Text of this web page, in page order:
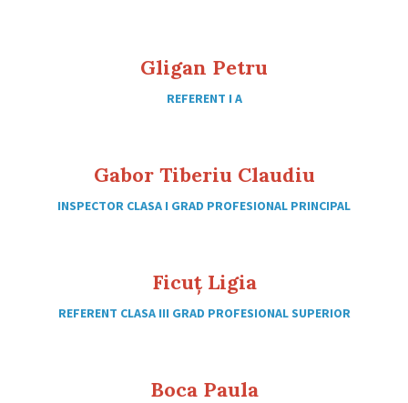
Gligan Petru
REFERENT I A
Gabor Tiberiu Claudiu
INSPECTOR CLASA I GRAD PROFESIONAL PRINCIPAL
Ficuț Ligia
REFERENT CLASA III GRAD PROFESIONAL SUPERIOR
Boca Paula